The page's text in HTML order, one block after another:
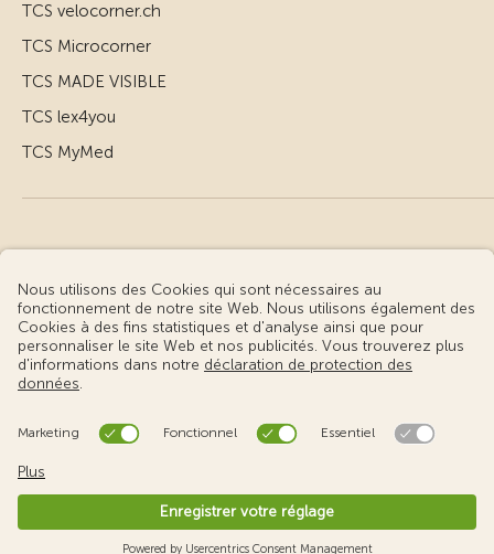
TCS velocorner.ch
TCS Microcorner
TCS MADE VISIBLE
TCS lex4you
TCS MyMed
Conditions d’utilisation – informations juridiques
Gestion des cookies